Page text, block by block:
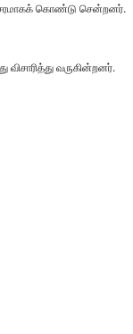
கொண்டு சென்றனர்.
வருகின்றனர்.